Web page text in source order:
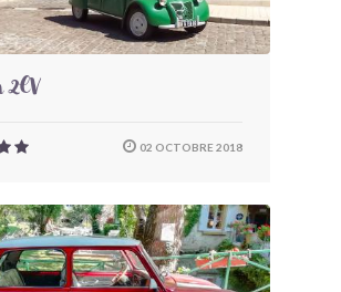
2CV
02 OCTOBRE 2018